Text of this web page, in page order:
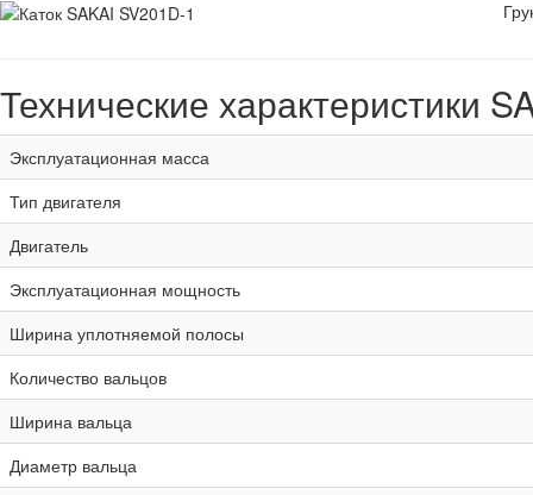
Технические характеристики
Эксплуатационная масса
Тип двигателя
Двигатель
Эксплуатационная мощность
Ширина уплотняемой полосы
Количество вальцов
Ширина вальца
Диаметр вальца